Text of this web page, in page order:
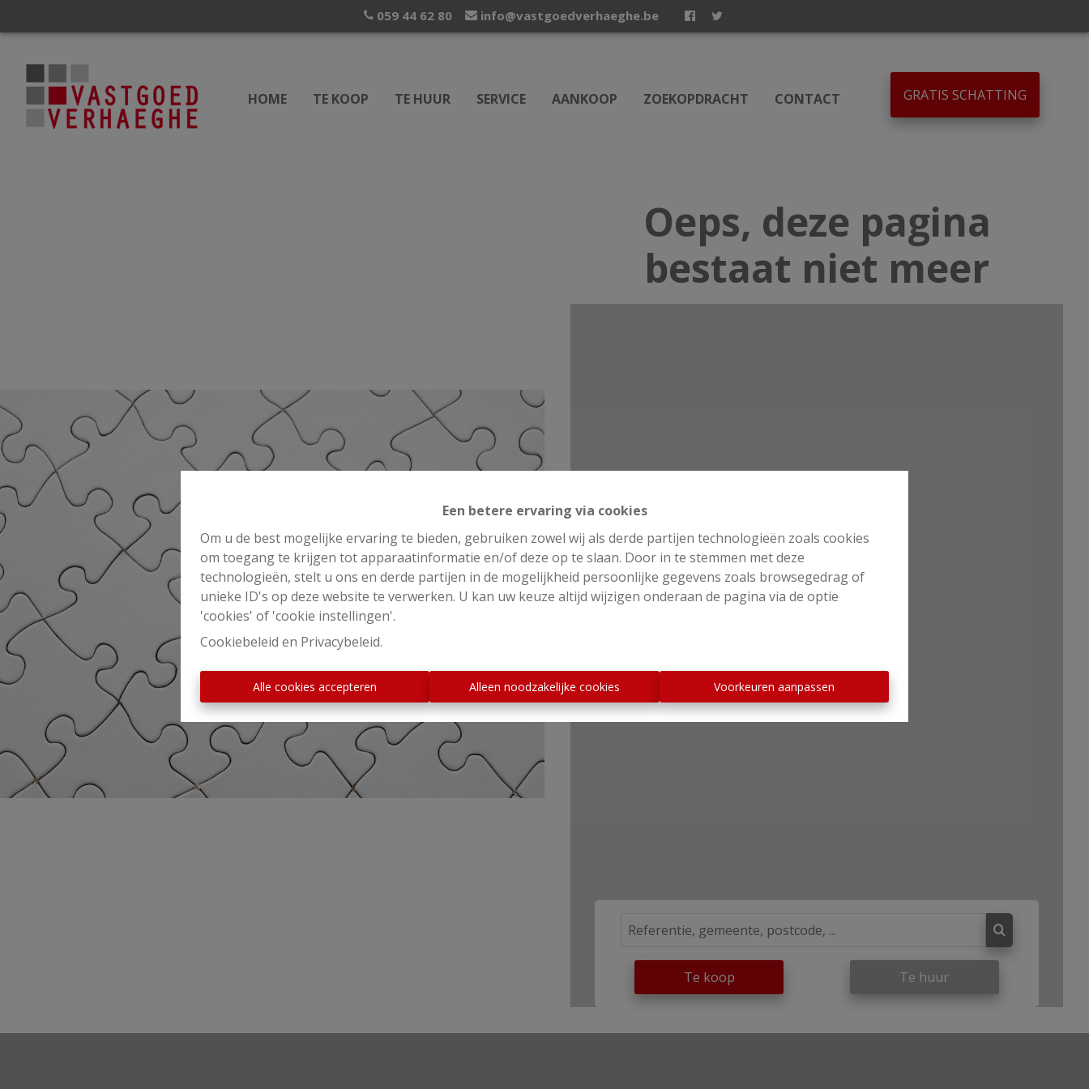
Een betere ervaring via cookies
Om u de best mogelijke ervaring te bieden, gebruiken zowel wij als derde partijen technologieën zoals cookies
om toegang te krijgen tot apparaatinformatie en/of deze op te slaan. Door in te stemmen met deze
technologieën, stelt u ons en derde partijen in de mogelijkheid persoonlijke gegevens zoals browsegedrag of
unieke ID's op deze website te verwerken. U kan uw keuze altijd wijzigen onderaan de pagina via de optie
'cookies' of 'cookie instellingen'.
Cookiebeleid en Privacybeleid.
Alle cookies accepteren Alleen noodzakelijke cookies Voorkeuren aanpassen
059 44 62 80 info@vastgoedverhaeghe.be
HOME TE KOOP TE HUUR SERVICE AANKOOP ZOEKOPDRACHT CONTACT GRATIS SCHATTING
Oeps, deze pagina
bestaat niet meer
Te koop Te huur